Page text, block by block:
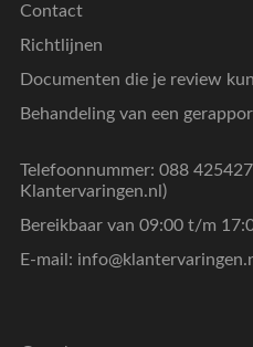
Contact
Richtlijnen
Documenten die je review
Behandeling van een
Telefoonnummer: 088
Klantervaringen.nl)
Bereikbaar van 09:00 t/m
E-mail: